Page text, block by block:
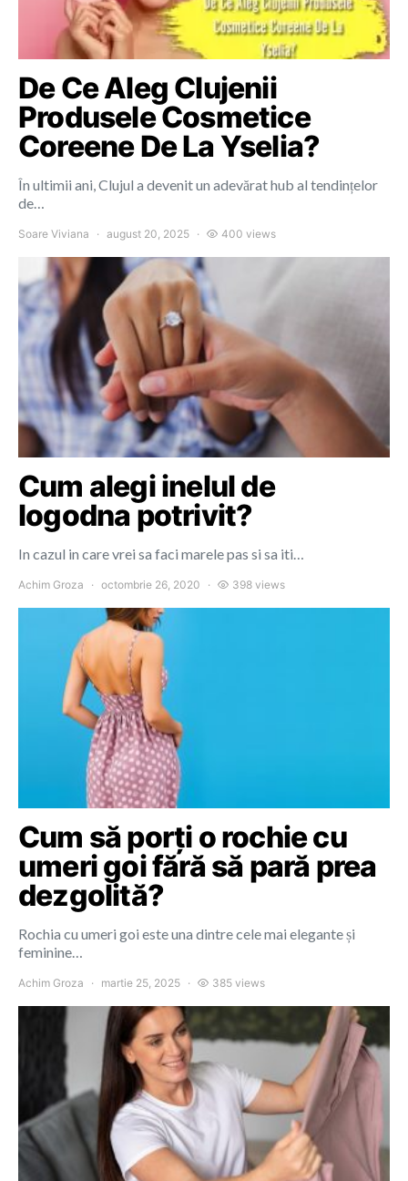
De Ce Aleg Clujenii
Produsele Cosmetice
Coreene De La Yselia?
În ultimii ani, Clujul a devenit un adevărat hub al tendințelor
de…
Soare Viviana august 20, 2025 400 views
Cum alegi inelul de
logodna potrivit?
In cazul in care vrei sa faci marele pas si sa iti…
Achim Groza octombrie 26, 2020 398 views
Cum să porți o rochie cu
umeri goi fără să pară prea
dezgolită?
Rochia cu umeri goi este una dintre cele mai elegante și
feminine…
Achim Groza martie 25, 2025 385 views